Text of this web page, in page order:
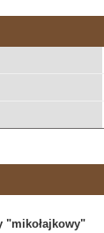
"mikołajkowy"